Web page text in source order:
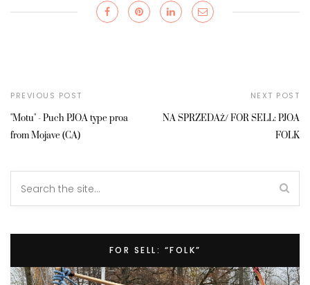
PREVIOUS POST
"Motu" - Puch PJOA type proa
from Mojave (CA)
NEXT POST
NA SPRZEDAŻ/ FOR SELL: PJOA
FOLK
FOR SELL: “FOLK”